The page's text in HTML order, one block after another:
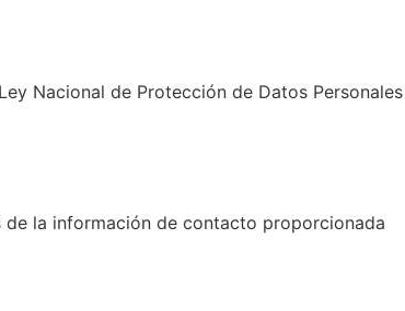
Nacional de Protección de Datos Personales
la información de contacto proporcionada